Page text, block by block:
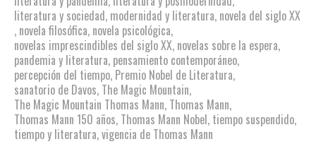
literatura y sociedad, modernidad y literatura, novela del siglo XX
, novela filosófica, novela psicológica,
novelas imprescindibles del siglo XX, novelas sobre la espera,
pandemia y literatura, pensamiento contemporáneo,
percepción del tiempo, Premio Nobel de Literatura,
sanatorio de Davos, The Magic Mountain,
The Magic Mountain Thomas Mann, Thomas Mann,
Thomas Mann 150 años, Thomas Mann Nobel, tiempo suspendido,
tiempo y literatura,vigencia de Thomas Mann